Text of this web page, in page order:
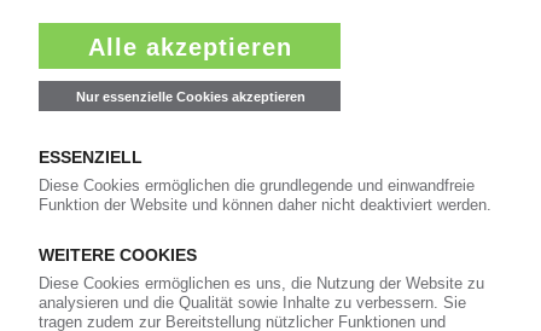
Produktionswert dürfte 2010 1,1 Mrd USD
erreichen / Experten prognostizieren Exporte
von 940 Mio USD